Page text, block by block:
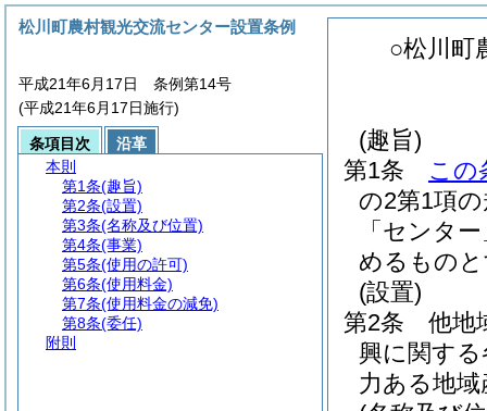
○松川町
(趣旨)
第1条
この
の2第1項
「センタ
めるもの
(設置)
第2条
他地
興に関す
力ある地
松川町農村観光交流センター設置条例
平成21年6月17日 条例第14号
(平成21年6月17日施行)
条項目次
沿革
本則
第1条(趣旨)
第2条(設置)
第3条(名称及び位置)
第4条(事業)
第5条(使用の許可)
第6条(使用料金)
第7条(使用料金の減免)
第8条(委任)
附則